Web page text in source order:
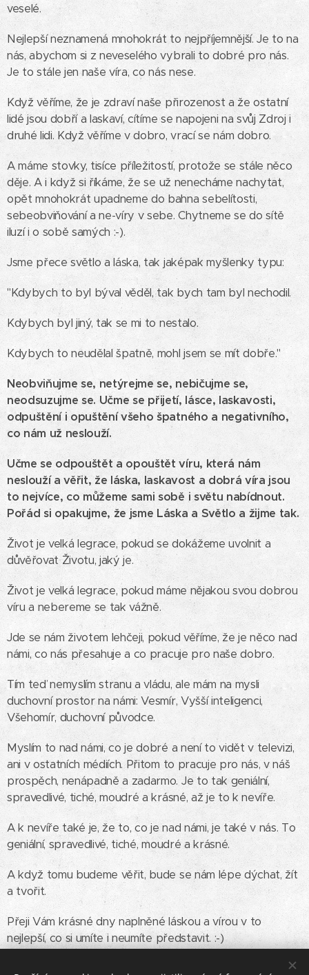
veselé.
Nejlepší neznamená mnohokrát to nejpříjemnější. Je to na
nás, abychom si z neveselého vybrali to dobré pro nás.
Je to stále jen naše víra, co nás nese.
Když věříme, že je zdraví naše přirozenost a že ostatní
lidé jsou dobří a laskaví, cítíme se napojeni na svůj Zdroj i
druhé lidi. Když věříme v dobro, vrací se nám dobro.
A máme stovky, tisíce příležitostí, protože se stále něco
děje. A i když si říkáme, že se už nenecháme nachytat,
opět mnohokrát upadneme do bahna sebelítosti,
sebeobviňování a ne-víry v sebe. Chytneme se do sítě
iluzí i o sobě samých :-).
Jsme přece světlo a láska, tak jaképak myšlenky typu:
"Kdybych to byl býval věděl, tak bych tam byl nechodil.
Kdybych byl jiný, tak se mi to nestalo.
Kdybych to neudělal špatně, mohl jsem se mít dobře."
Neobviňujme se, netýrejme se, nebičujme se,
neodsuzujme se. Učme se přijetí, lásce, laskavosti,
odpuštění i opuštění všeho špatného a negativního,
co nám už neslouží.
Učme se odpouštět a opouštět víru, která nám
neslouží a věřit, že láska, laskavost a dobrá víra jsou
to nejvíce, co můžeme sami sobě i světu nabídnout.
Pořád si opakujme, že jsme Láska a Světlo a žijme tak.
Život je velká legrace, pokud se dokážeme uvolnit a
důvěřovat Životu, jaký je.
Život je velká legrace, pokud máme nějakou svou dobrou
víru a nebereme se tak vážně.
Jde se nám životem lehčeji, pokud věříme, že je něco nad
námi, co nás přesahuje a co pracuje pro naše dobro.
Tím teď nemyslím stranu a vládu, ale mám na mysli
duchovní prostor na námi: Vesmír, Vyšší inteligenci,
Všehomír, duchovní původce.
Myslím to nad námi, co je dobré a není to vidět v televizi,
ani v ostatních médiích. Přitom to pracuje pro nás, v náš
prospěch, nenápadně a zadarmo. Je to tak geniální,
spravedlivé, tiché, moudré a krásné, až je to k nevíře.
A k nevíře také je, že to, co je nad námi, je také v nás. To
geniální, spravedlivé, tiché, moudré a krásné.
A když tomu budeme věřit, bude se nám lépe dýchat, žít
a tvořit.
Přeji Vám krásné dny naplněné láskou a vírou v to
nejlepší, co si umíte i neumíte představit. :-)